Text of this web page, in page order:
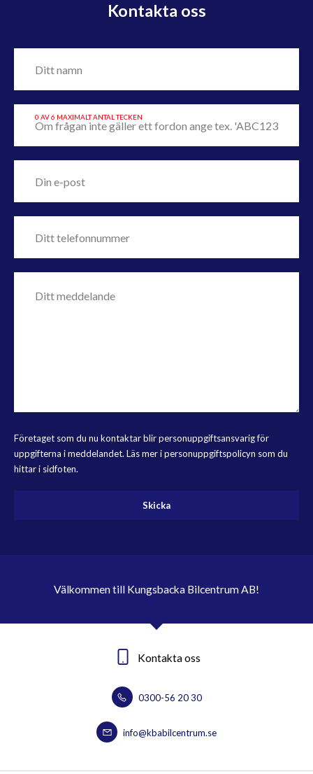
Kontakta oss
0 AV 6 MAXIMALT ANTAL TECKEN
Företaget som du nu kontaktar blir personuppgiftsansvarig för
uppgifterna i meddelandet. Läs mer i personuppgiftspolicyn som du
hittar i sidfoten.
Skicka
Välkommen till Kungsbacka Bilcentrum AB!
Kontakta oss
0300-56 20 30
info@kbabilcentrum.se